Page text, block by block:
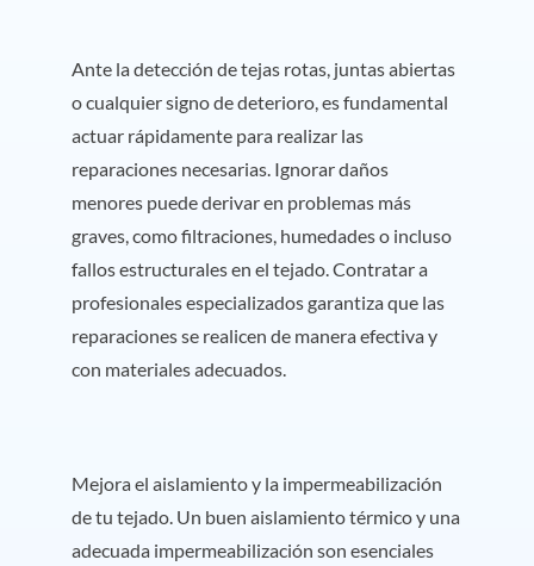
Ante la detección de tejas rotas, juntas abiertas
o cualquier signo de deterioro, es fundamental
actuar rápidamente para realizar las
reparaciones necesarias. Ignorar daños
menores puede derivar en problemas más
graves, como filtraciones, humedades o incluso
fallos estructurales en el tejado. Contratar a
profesionales especializados garantiza que las
reparaciones se realicen de manera efectiva y
con materiales adecuados.
Mejora el aislamiento y la impermeabilización
de tu tejado. Un buen aislamiento térmico y una
adecuada impermeabilización son esenciales